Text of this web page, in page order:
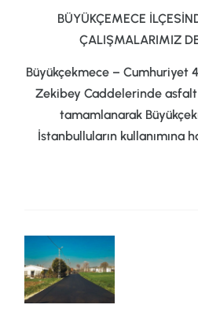
BÜYÜKÇEMECE
ÇALIŞMALARIMIZ
Büyükçekmece – Cumhuriyet
Zekibey Caddelerinde asfalt
tamamlanarak
İstanbulluların kullanımına